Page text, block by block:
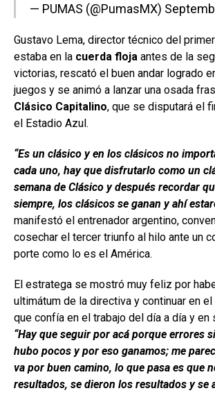
— PUMAS (@PumasMX)
Gustavo Lema, director técnico del
estaba en la cuerda floja antes de la
victorias, rescató el buen andar logrado
juegos y se animó a lanzar una osada
Clásico Capitalino, que se disputará el
el Estadio Azul.
“Es un clásico y en los clásicos no
cada uno, hay que disfrutarlo como un
semana de Clásico y después recordar
siempre, los clásicos se ganan y ahí
manifestó el entrenador argentino,
cosechar el tercer triunfo al hilo ante un
porte como lo es el América.
El estratega se mostró muy feliz por
ultimátum de la directiva y continuar en
que confía en el trabajo del día a día y en
“Hay que seguir por acá porque errores
hubo pocos y por eso ganamos; me
va por buen camino, lo que pasa es que
resultados, se dieron los resultados y se